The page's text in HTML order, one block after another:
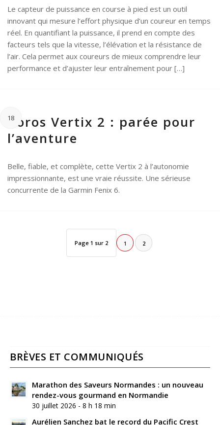
Le capteur de puissance en course à pied est un outil
innovant qui mesure l’effort physique d’un coureur en temps
réel. En quantifiant la puissance, il prend en compte des
facteurs tels que la vitesse, l’élévation et la résistance de
l’air. Cela permet aux coureurs de mieux comprendre leur
performance et d’ajuster leur entraînement pour […]
18
Coros Vertix 2 : parée pour
l’aventure
Belle, fiable, et complète, cette Vertix 2 à l’autonomie
impressionnante, est une vraie réussite. Une sérieuse
concurrente de la Garmin Fenix 6.
Page 1 sur 2 1 2
BRÈVES ET COMMUNIQUÉS
Marathon des Saveurs Normandes : un nouveau
rendez-vous gourmand en Normandie
30 juillet 2026 - 8 h 18 min
Aurélien Sanchez bat le record du Pacific Crest